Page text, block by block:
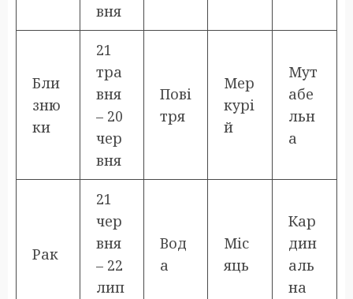
вня
Бли
зню
ки
21
тра
вня
– 20
чер
вня
Пові
тря
Мер
курі
й
Мут
абе
льн
а
Рак
21
чер
вня
– 22
лип
Вод
а
Міс
яць
Кар
дин
аль
на